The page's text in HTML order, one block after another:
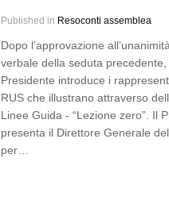
Published in Resoconti assemblea
Dopo l’approvazione
verbale della seduta precedente,
Presidente introduce i
RUS che illustrano attraverso
Linee Guida - “Lezione zero”. Il
presenta il Direttore Generale
per…